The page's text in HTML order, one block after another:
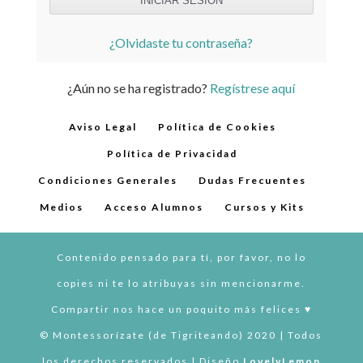
¿Olvidaste tu contraseña?
¿Aún no se ha registrado? Regístrese aquí
Aviso Legal Política de Cookies
Política de Privacidad
Condiciones Generales Dudas Frecuentes
Medios Acceso Alumnos Cursos y Kits
Contenido pensado para tí, por favor, no lo
copies ni te lo atribuyas sin mencionarme.
Compartir nos hace un poquito más felices ♥︎
© Montessorízate (de Tigriteando) 2020 | Todos